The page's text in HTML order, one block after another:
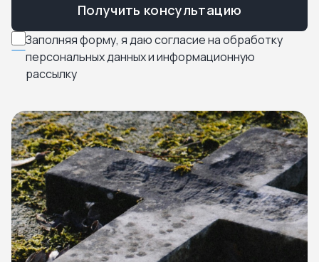
Заполняя форму, я даю согласие на обработку
персональных данных и информационную
рассылку
Получить консультацию